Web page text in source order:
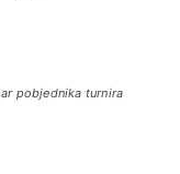
pobjednika turnira